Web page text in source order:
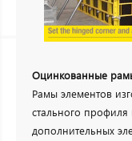
Оцинкованные
Рамы элементов
стального
дополнительных